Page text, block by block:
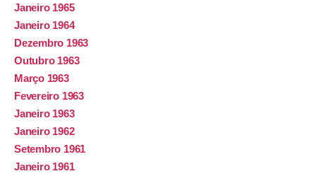
Janeiro 1965
Janeiro 1964
Dezembro 1963
Outubro 1963
Março 1963
Fevereiro 1963
Janeiro 1963
Janeiro 1962
Setembro 1961
Janeiro 1961